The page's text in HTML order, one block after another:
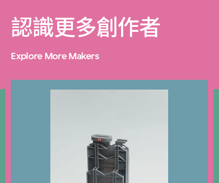
認識更多創作者
Explore More Makers